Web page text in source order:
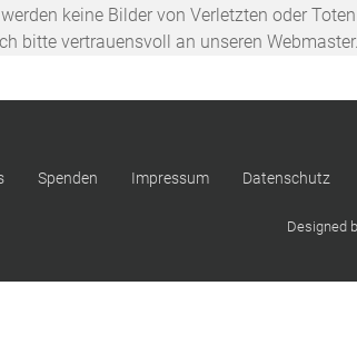
keine Bilder von Verletzten oder
bitte vertrauensvoll an unseren Webmaster.
Spenden Impressum Datenschutz
Designed